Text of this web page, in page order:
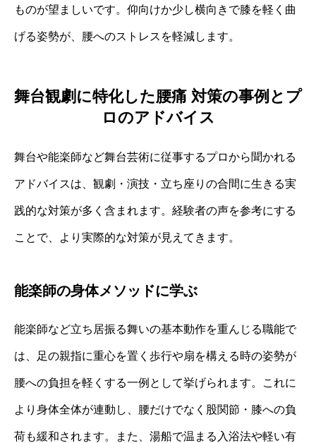
ものが望ましいです。仰向けか少し横向きで膝を軽く曲
げる姿勢が、腰へのストレスを軽減します。
舞台観劇に特化した腰痛 対策の事例とプ
ロのアドバイス
舞台や能楽師など舞台芸術に従事するプロから聞かれる
アドバイスは、観劇・演技・立ち座りの合間に生きる実
践的な対策が多く含まれます。経験者の声を参考にする
ことで、より実際的な対策が見えてきます。
能楽師の身体メソッドに学ぶ
能楽師など立ち居振る舞いの基本動作を重んじる職能で
は、足の親指に重心を置く歩行や扇を構える時の姿勢が
腰への負担を軽くする一例として挙げられます。これに
より身体全体が連動し、腰だけでなく股関節・膝への負
荷も緩和されます。また、湯船で温まる入浴法や軽い有